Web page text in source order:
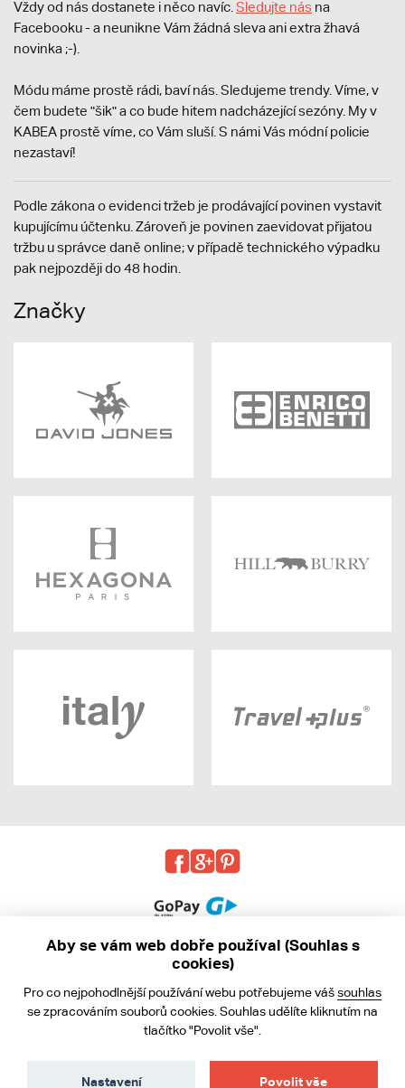
Vždy od nás dostanete i něco navíc. Sledujte nás na
Facebooku - a neunikne Vám žádná sleva ani extra žhavá
novinka ;-).
Módu máme prostě rádi, baví nás. Sledujeme trendy. Víme, v
čem budete "šik" a co bude hitem nadcházející sezóny. My v
KABEA prostě víme, co Vám sluší. S námi Vás módní policie
nezastaví!
Podle zákona o evidenci tržeb je prodávající povinen vystavit
kupujícímu účtenku. Zároveň je povinen zaevidovat přijatou
tržbu u správce daně online; v případě technického výpadku
pak nejpozději do 48 hodin.
Značky
Obchodní podmínky
Ochrana osobních údajů
Aby se vám web dobře používal (Souhlas s
cookies)
Pro co nejpohodlnější používání webu potřebujeme vášsouhlas
se zpracováním souborů cookies. Souhlas udělíte kliknutím na
tlačítko "Povolit vše".
Povolit vše
Nastavení